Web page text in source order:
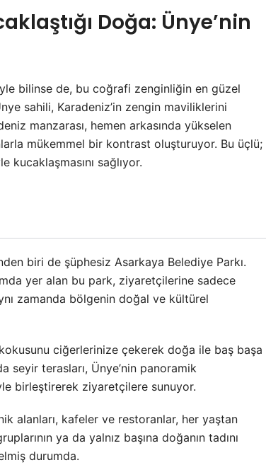
Doğa: Ünye’nin
bilinse de, bu coğrafi zenginliğin en güzel
sahili, Karadeniz’in zengin maviliklerini
manzarası, hemen arkasında yükselen
mükemmel bir kontrast oluşturuyor. Bu üçlü;
kucaklaşmasını sağlıyor.
biri de şüphesiz Asarkaya Belediye Parkı.
yer alan bu park, ziyaretçilerine sadece
zamanda bölgenin doğal ve kültürel
ciğerlerinize çekerek doğa ile baş başa
seyir terasları, Ünye’nin panoramik
birleştirerek ziyaretçilere sunuyor.
alanları, kafeler ve restoranlar, her yaştan
ya da yalnız başına doğanın tadını
durumda.